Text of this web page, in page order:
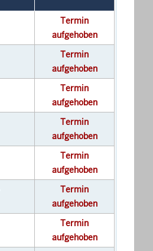
Termin
aufgehoben
Termin
aufgehoben
Termin
aufgehoben
Termin
aufgehoben
Termin
aufgehoben
Termin
aufgehoben
Termin
aufgehoben